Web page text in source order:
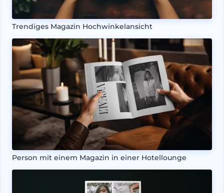
Trendiges Magazin Hochwinkelansicht
Person mit einem Magazin in einer Hotellounge